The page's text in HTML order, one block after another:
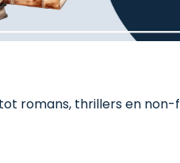
romans, thrillers en non-